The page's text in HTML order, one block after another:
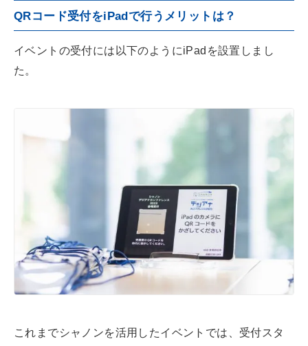
QRコード受付をiPadで行うメリットは？
イベントの受付には以下のようにiPadを設置しまし
た。
これまでシャノンを活用したイベントでは、受付スタ